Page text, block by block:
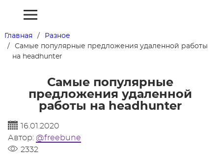
Главная
Разное
Самые популярные предложения удаленной работы
на headhunter
Самые популярные
предложения удаленной
работы на headhunter
16.01.2020
Автор: @freebune
2332